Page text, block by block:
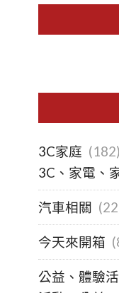
3C家庭 (182)
3C、家電、
汽車相關
今天來開箱
公益、體驗